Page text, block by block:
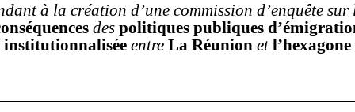
à la création d’une commission d’enquête sur
des politiques publiques
institutionnalisée entre La Réunion et l’hexagone